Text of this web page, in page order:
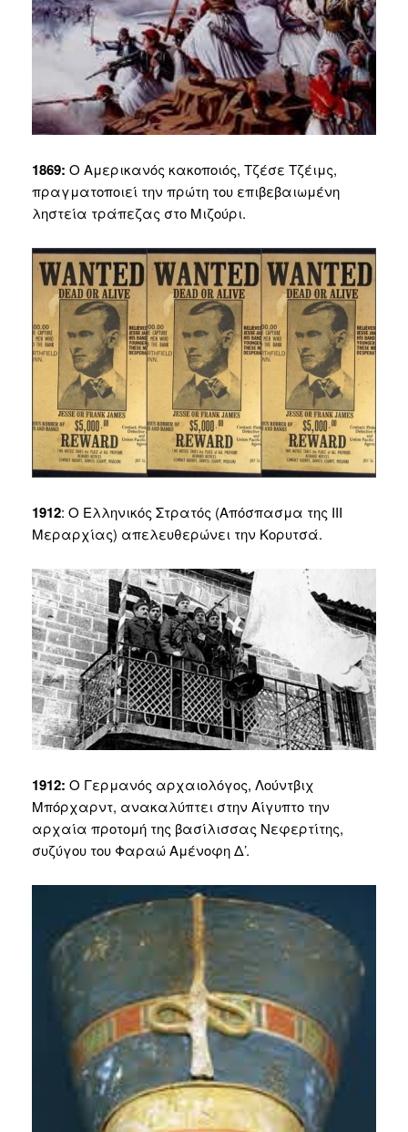
1869: Ο Αμερικανός κακοποιός, Τζέσε Τζέιμς,
πραγματοποιεί την πρώτη του επιβεβαιωμένη
ληστεία τράπεζας στο Μιζούρι.
1912: Ο Ελληνικός Στρατός (Απόσπασμα της ΙΙΙ
Μεραρχίας) απελευθερώνει την Κορυτσά.
1912: Ο Γερμανός αρχαιολόγος, Λούντβιχ
Μπόρχαρντ, ανακαλύπτει στην Αίγυπτο την
αρχαία προτομή της βασίλισσας Νεφερτίτης,
συζύγου του Φαραώ Αμένοφη Δ’.